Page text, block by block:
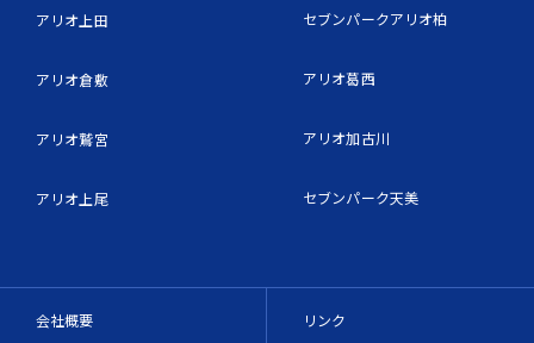
アリオ上田
アリオ倉敷
アリオ鷲宮
アリオ上尾
セブンパークアリオ柏
アリオ葛西
アリオ加古川
セブンパーク天美
会社概要 リンク